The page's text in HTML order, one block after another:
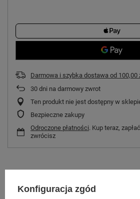
Darmowa i szybka dostawa od 100,00
30 dni na darmowy zwrot
Ten produkt nie jest dostępny w
Bezpieczne zakupy
Odroczone płatności. Kup teraz,
zwrócisz
Konfiguracja zgód